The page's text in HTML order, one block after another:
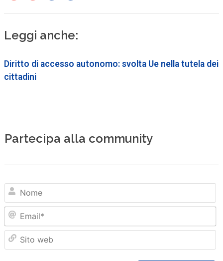
Leggi anche:
Diritto di accesso autonomo: svolta Ue nella tutela dei
cittadini
Partecipa alla community